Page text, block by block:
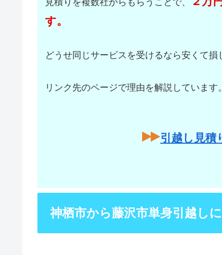
す。
どうせ同じサービスを受けるなら安くて損
リンク先のページで理由を解説しています。
引越し見積
神栖市から藤沢市単身引越し